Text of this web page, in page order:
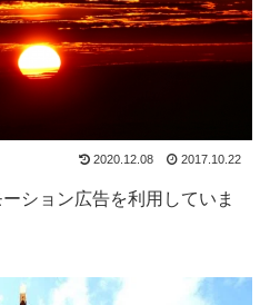
2020.12.08 2017.10.22
ション広告を利用していま